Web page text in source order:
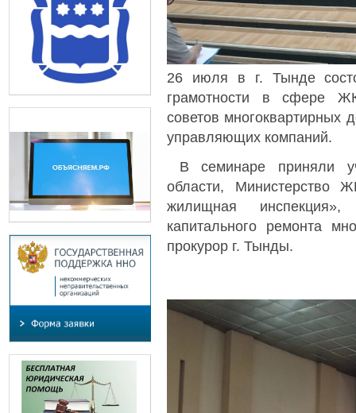
26 июля в г. Тынде
грамотности в сфере
советов многоквартирных
управляющих компаний.
В семинаре приняли
области, Министерство
жилищная инспекция»,
капитального ремонта
прокурор г. Тынды.